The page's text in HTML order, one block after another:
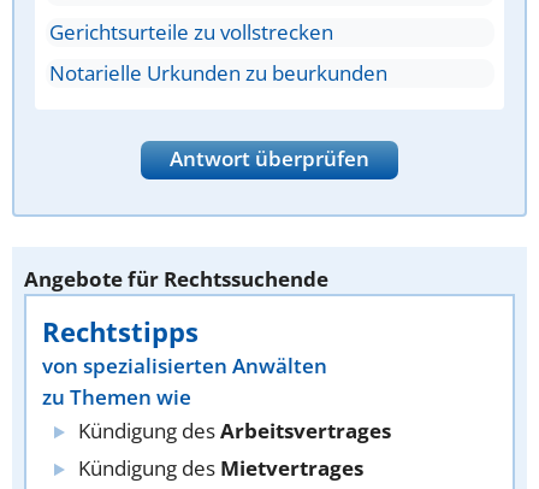
Gerichtsurteile zu vollstrecken
Notarielle Urkunden zu beurkunden
Antwort überprüfen
Angebote für Rechtssuchende
Rechtstipps
von spezialisierten Anwälten
zu Themen wie
Kündigung desArbeitsvertrages
Kündigung des Mietvertrages